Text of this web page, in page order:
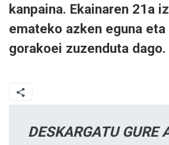
kanpaina. Ekainaren 21a
emateko azken eguna
gorakoei zuzenduta dago.
DESKARGATU GURE